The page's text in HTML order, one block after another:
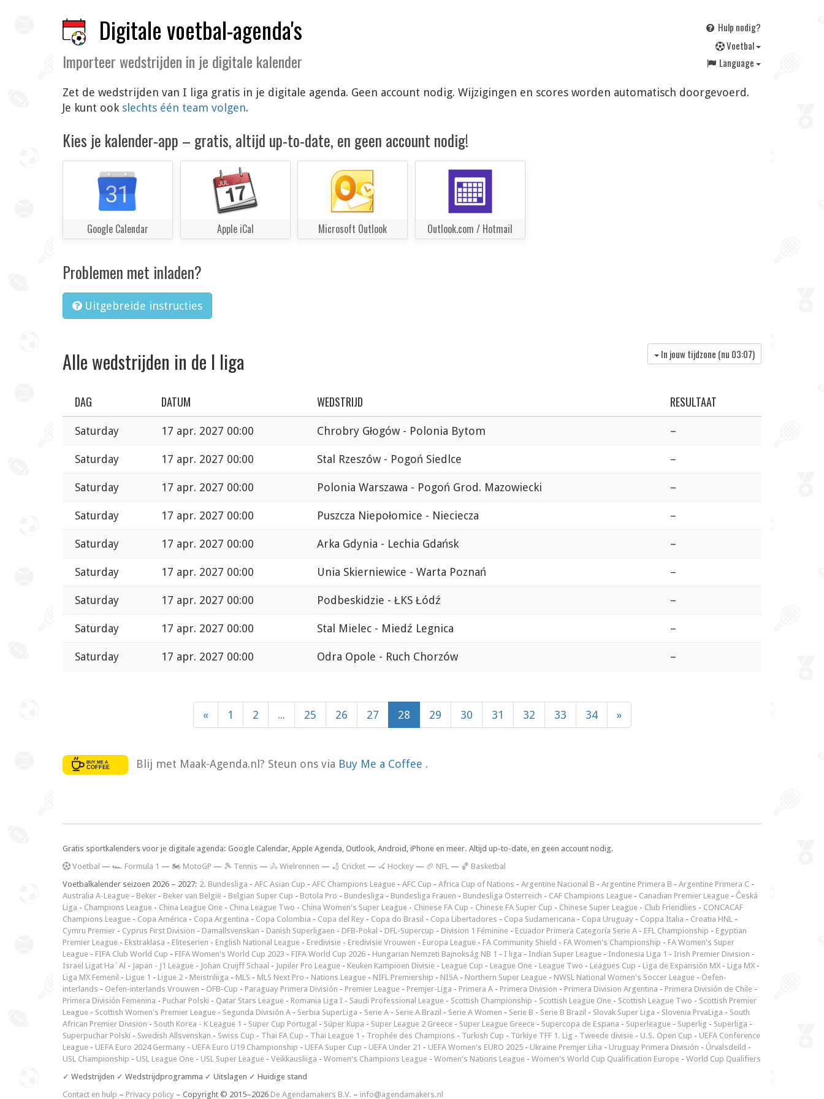
Digitale voetbal-agenda's
Importeer wedstrijden in je digitale kalender
Hulp nodig?
Voetbal
Language
Zet de wedstrijden van I liga gratis in je digitale agenda. Geen account nodig. Wijzigingen en scores worden automatisch doorgevoerd.
Je kunt ook slechts één team volgen.
Kies je kalender-app – gratis, altijd up-to-date, en geen account nodig!
Google Calendar Apple iCal Microsoft Outlook Outlook.com / Hotmail
Problemen met inladen?
Uitgebreide instructies
Alle wedstrijden in de I liga In jouw tijdzone (nu 03:07)
DAG DATUM WEDSTRIJD RESULTAAT
Saturday 17 apr. 2027 00:00 Chrobry Głogów - Polonia Bytom –
Saturday 17 apr. 2027 00:00 Stal Rzeszów - Pogoń Siedlce –
Saturday 17 apr. 2027 00:00 Polonia Warszawa - Pogoń Grod. Mazowiecki –
Saturday 17 apr. 2027 00:00 Puszcza Niepołomice - Nieciecza –
Saturday 17 apr. 2027 00:00 Arka Gdynia - Lechia Gdańsk –
Saturday 17 apr. 2027 00:00 Unia Skierniewice - Warta Poznań –
Saturday 17 apr. 2027 00:00 Podbeskidzie - ŁKS Łódź –
Saturday 17 apr. 2027 00:00 Stal Mielec - Miedź Legnica –
Saturday 17 apr. 2027 00:00 Odra Opole - Ruch Chorzów –
« 1 2 ... 25 26 27 28 29 30 31 32 33 34 »
Blij met Maak-Agenda.nl? Steun ons via Buy Me a Coffee .
Gratis sportkalenders voor je digitale agenda: Google Calendar, Apple Agenda, Outlook, Android, iPhone en meer. Altijd up-to-date, en geen account nodig.
Voetbal — 🏎️ Formula 1 — 🏍 MotoGP — 🎾 Tennis — 🚴 Wielrennen — 🏏 Cricket — 🏑 Hockey — 🏈 NFL — 🏀 Basketbal
Voetbalkalender seizoen 2026 – 2027: 2. Bundesliga - AFC Asian Cup - AFC Champions League - AFC Cup - Africa Cup of Nations - Argentine Nacional B - Argentine Primera B - Argentine Primera C -
Australia A-League - Beker - Beker van België - Belgian Super Cup - Botola Pro - Bundesliga - Bundesliga Frauen - Bundesliga Österreich - CAF Champions League - Canadian Premier League - Česká
Liga - Champions League - China League One - China League Two - China Women's Super League - Chinese FA Cup - Chinese FA Super Cup - Chinese Super League - Club Friendlies - CONCACAF
Champions League - Copa América - Copa Argentina - Copa Colombia - Copa del Rey - Copa do Brasil - Copa Libertadores - Copa Sudamericana - Copa Uruguay - Coppa Italia - Croatia HNL -
Cymru Premier - Cyprus First Division - Damallsvenskan - Danish Superligaen - DFB-Pokal - DFL-Supercup - Division 1 Féminine - Ecuador Primera Categoría Serie A - EFL Championship - Egyptian
Premier League - Ekstraklasa - Eliteserien - English National League - Eredivisie - Eredivisie Vrouwen - Europa League - FA Community Shield - FA Women's Championship - FA Women's Super
League - FIFA Club World Cup - FIFA Women's World Cup 2023 - FIFA World Cup 2026 - Hungarian Nemzeti Bajnokság NB 1 - I liga - Indian Super League - Indonesia Liga 1 - Irish Premier Division -
Israel Ligat Ha`Al - Japan - J1 League - Johan Cruijff Schaal - Jupiler Pro League - Keuken Kampioen Divisie - League Cup - League One - League Two - Leagues Cup - Liga de Expansión MX - Liga MX -
Liga MX Femenil - Ligue 1 - Ligue 2 - Meistriliiga - MLS - MLS Next Pro - Nations League - NIFL Premiership - NISA - Northern Super League - NWSL National Women's Soccer League - Oefen-
interlands - Oefen-interlands Vrouwen - ÖFB-Cup - Paraguay Primera División - Premier League - Premjer-Liga - Primera A - Primera Division - Primera Division Argentina - Primera División de Chile -
Primera División Femenina - Puchar Polski - Qatar Stars League - Romania Liga I - Saudi Professional League - Scottish Championship - Scottish League One - Scottish League Two - Scottish Premier
League - Scottish Women's Premier League - Segunda División A - Serbia SuperLiga - Serie A - Serie A Brazil - Serie A Women - Serie B - Serie B Brazil - Slovak Super Liga - Slovenia PrvaLiga - South
African Premier Division - South Korea - K League 1 - Super Cup Portugal - Süper Kupa - Super League 2 Greece - Super League Greece - Supercopa de Espana - Superleague - Superlig - Superliga -
Superpuchar Polski - Swedish Allsvenskan - Swiss Cup - Thai FA Cup - Thai League 1 - Trophée des Champions - Turkish Cup - Türkiye TFF 1. Lig - Tweede divisie - U.S. Open Cup - UEFA Conference
League - UEFA Euro 2024 Germany - UEFA Euro U19 Championship - UEFA Super Cup - UEFA Under 21 - UEFA Women's EURO 2025 - Ukraine Premjer Liha - Uruguay Primera División - Úrvalsdeild -
USL Championship - USL League One - USL Super League - Veikkausliiga - Women's Champions League - Women's Nations League - Women's World Cup Qualification Europe - World Cup Qualifiers
✓ Wedstrijden ✓ Wedstrijdprogramma ✓ Uitslagen ✓ Huidige stand
Contact en hulp – Privacy policy – Copyright © 2015–2026 De Agendamakers B.V. – info@agendamakers.nl